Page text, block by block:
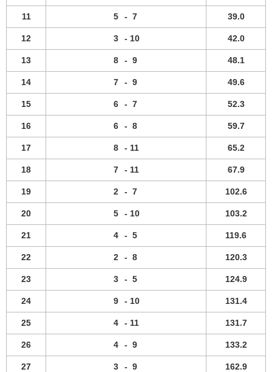
11 5 - 7 39.0
12 3 - 10 42.0
13 8 - 9 48.1
14 7 - 9 49.6
15 6 - 7 52.3
16 6 - 8 59.7
17 8 - 11 65.2
18 7 - 11 67.9
19 2 - 7 102.6
20 5 - 10 103.2
21 4 - 5 119.6
22 2 - 8 120.3
23 3 - 5 124.9
24 9 - 10 131.4
25 4 - 11 131.7
26 4 - 9 133.2
27 3 - 9 162.9